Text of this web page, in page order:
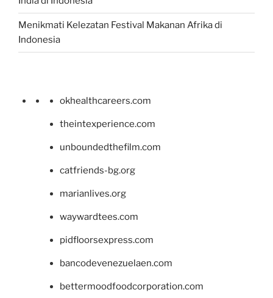
Menikmati Kelezatan Festival Makanan Afrika di
Indonesia
okhealthcareers.com
theintexperience.com
unboundedthefilm.com
catfriends-bg.org
marianlives.org
waywardtees.com
pidfloorsexpress.com
bancodevenezuelaen.com
bettermoodfoodcorporation.com